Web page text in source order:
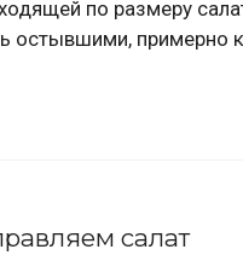
по размеру
остывшими, примерно
салат